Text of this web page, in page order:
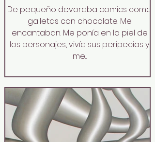
De pequeño devoraba comics como
galletas con chocolate. Me
encantaban. Me ponía en la piel de
los personajes, vivía sus peripecias y
me...